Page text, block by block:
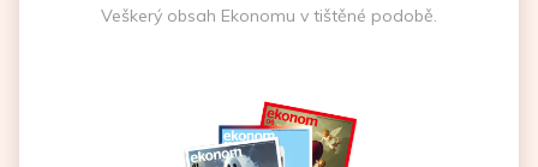
Veškerý obsah Ekonomu v tištěné podobě.